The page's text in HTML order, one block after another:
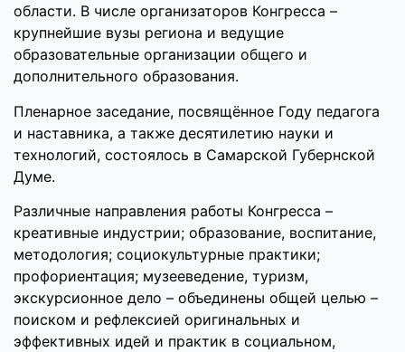
области. В числе организаторов Конгресса –
крупнейшие вузы региона и ведущие
образовательные организации общего и
дополнительного образования.
Пленарное заседание, посвящённое Году педагога
и наставника, а также десятилетию науки и
технологий, состоялось в Самарской Губернской
Думе.
Различные направления работы Конгресса –
креативные индустрии; образование, воспитание,
методология; социокультурные практики;
профориентация; музееведение, туризм,
экскурсионное дело – объединены общей целью –
поиском и рефлексией оригинальных и
эффективных идей и практик в социальном,